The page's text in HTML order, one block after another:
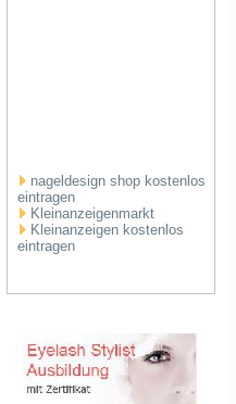
nageldesign shop kostenlos
eintragen
Kleinanzeigenmarkt
Kleinanzeigen kostenlos
eintragen